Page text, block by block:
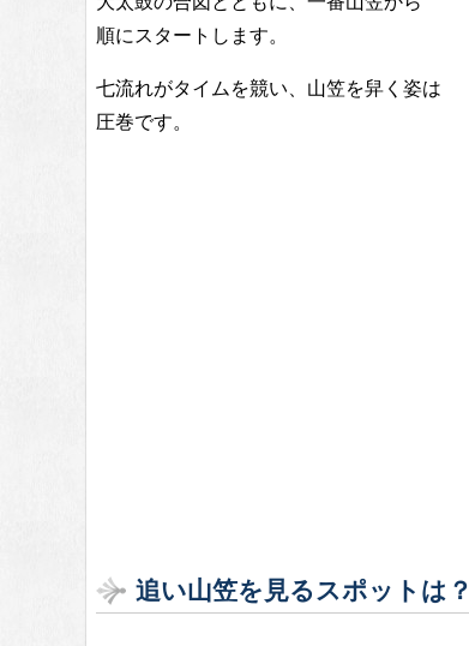
順にスタートします。
七流れがタイムを競い、山笠を舁く姿は
圧巻です。
追い山笠を見るスポットは？